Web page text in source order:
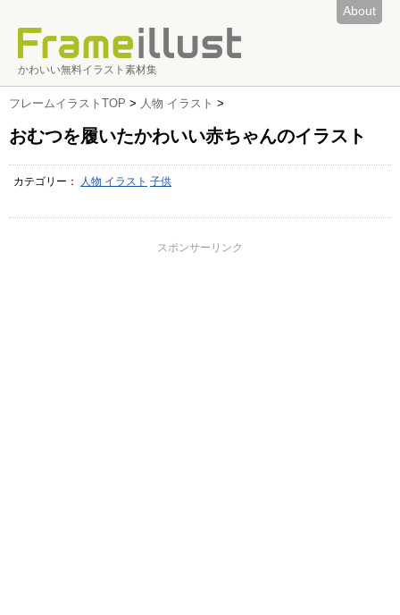
About
かわいい無料イラスト素材集
フレームイラストTOP > 人物 イラスト >
おむつを履いたかわいい赤ちゃんのイラスト
カテゴリー： 人物 イラスト 子供
スポンサーリンク